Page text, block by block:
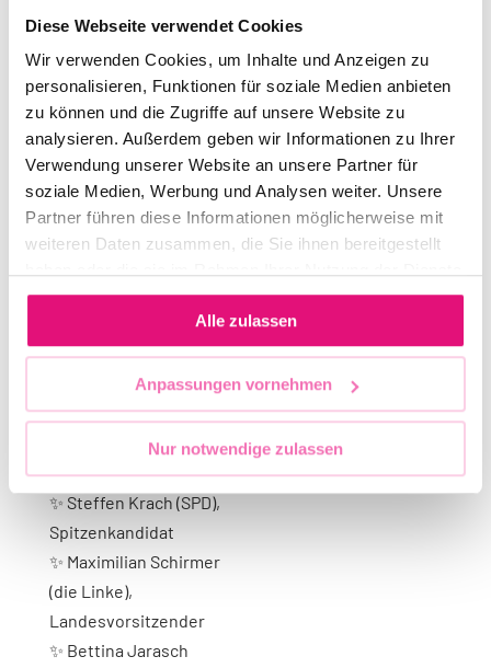
Diese Webseite verwendet Cookies
Wir verwenden Cookies, um Inhalte und Anzeigen zu
personalisieren, Funktionen für soziale Medien anbieten
zu können und die Zugriffe auf unsere Website zu
analysieren. Außerdem geben wir Informationen zu Ihrer
Verwendung unserer Website an unsere Partner für
soziale Medien, Werbung und Analysen weiter. Unsere
Partner führen diese Informationen möglicherweise mit
weiteren Daten zusammen, die Sie ihnen bereitgestellt
gesammelt haben.
Alle zulassen
Anpassungen vornehmen
Nur notwendige zulassen
über die Zukunft
queeren Lebens in
Berlin: Wie schützen wir
Vielfalt, Demokratie und
Menschenrechte? Wo
steht Berlin als
Regenbogenhauptstadt
heute und wo muss die
📣 Moderation: Maria
✨ Stefan Evers (CDU),
Kultursenator
✨ Steffen Krach (SPD),
Spitzenkandidat
✨ Maximilian Schirmer
(die Linke),
Landesvorsitzender
✨ Bettina Jarasch
Gratis /
Spendenbasis
Zur Website